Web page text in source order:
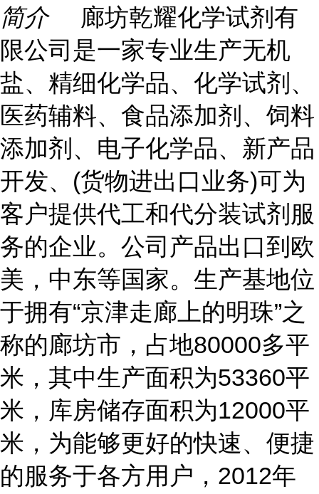
简介
廊坊乾耀化学试剂有
限公司是一家专业生产无机
盐、精细化学品、化学试剂、
医药辅料、食品添加剂、饲料
添加剂、电子化学品、新产品
开发、(货物进出口业务)可为
客户提供代工和代分装试剂服
务的企业。公司产品出口到欧
美，中东等国家。生产基地位
于拥有“京津走廊上的明珠”之
称的廊坊市，占地80000多平
米，其中生产面积为53360平
米，库房储存面积为12000平
米，为能够更好的快速、便捷
的服务于各方用户，2012年